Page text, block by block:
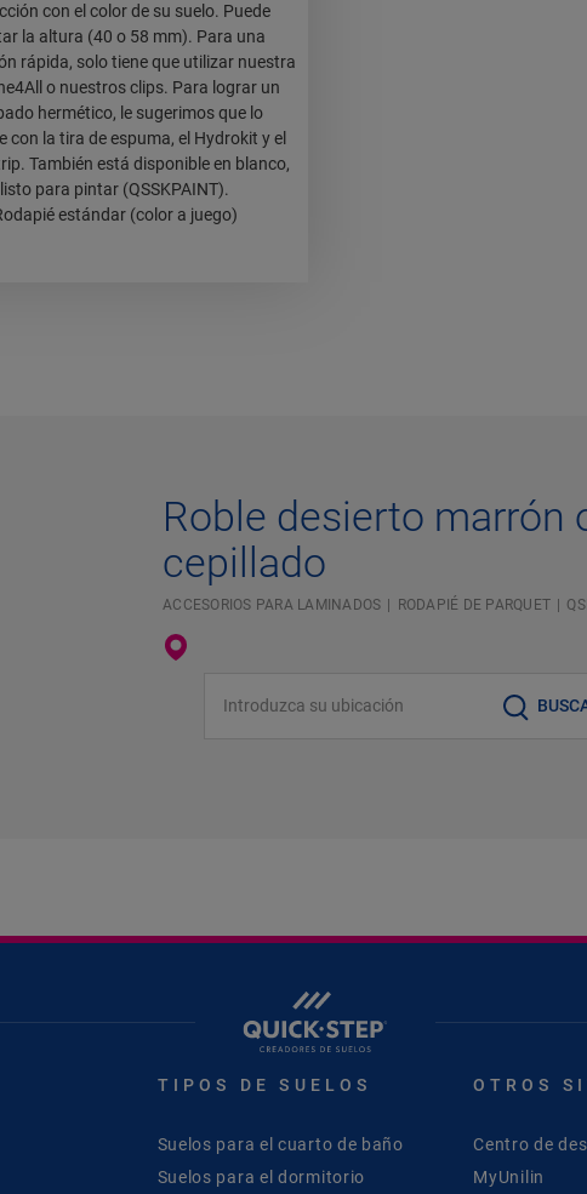
con el color de su suelo. Puede
la altura (40 o 58 mm). Para una
rápida, solo tiene que utilizar nuestra
o nuestros clips. Para lograr un
hermético, le sugerimos que lo
con la tira de espuma, el Hydrokit y el
También está disponible en blanco,
listo para pintar (QSSKPAINT).
estándar (color a juego)
Roble desierto marrón
cepillado
ACCESORIOS PARA LAMINADOS RODAPIÉ DE PARQUET
TIPOS DE SUELOS
Suelos para el cuarto de baño
Suelos para el dormitorio
OTROS
Centro de
MyUnilin